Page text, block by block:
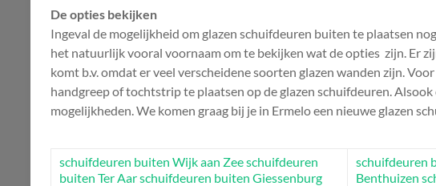
De opties bekijken
Ingeval de mogelijkheid om glazen schuifdeuren buiten te plaatsen
het natuurlijk vooral voornaam om te bekijken wat de opties zijn. Er
komt b.v. omdat er veel verscheidene soorten glazen wanden zijn.
handgreep of tochtstrip te plaatsen op de glazen schuifdeuren.
mogelijkheden. We komen graag bij je in Ermelo een nieuwe glazen
schuifdeuren buiten Wijk aan Zeeschuifdeuren
buiten Ter Aarschuifdeuren buiten Giessenburg
schuifdeuren
Benthuizen